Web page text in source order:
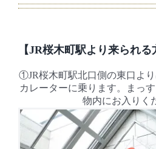
【JR桜木町駅より来られる
①JR桜木町駅北口側の東口よ
カレーターに乗ります。まっ
物内にお入りく